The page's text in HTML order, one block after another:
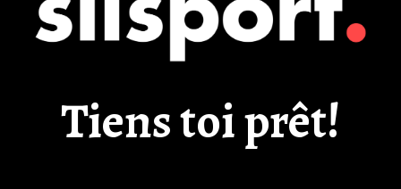
Tiens toi prêt!